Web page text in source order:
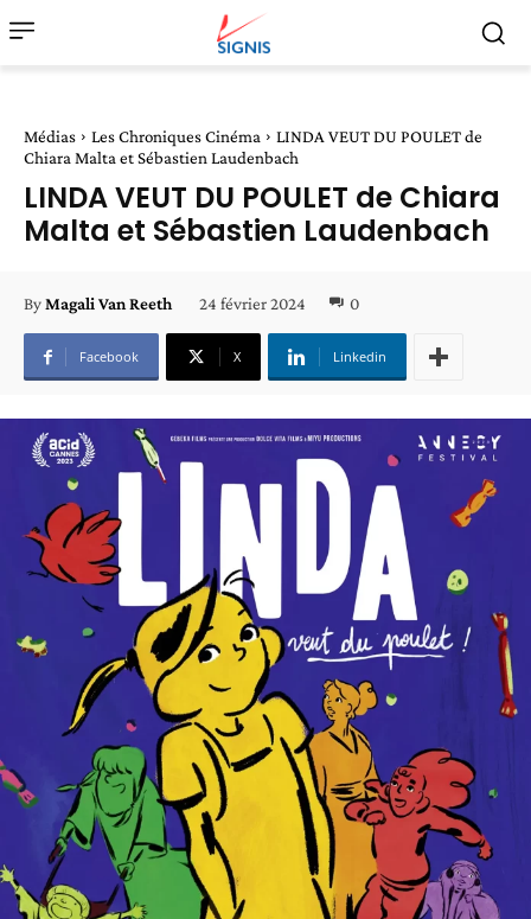
Médias Les Chroniques Cinéma
LINDA VEUT DU POULET de
Chiara Malta et Sébastien Laudenbach
LINDA VEUT DU POULET de Chiara
Malta et Sébastien Laudenbach
ByMagali Van Reeth 24 février 2024 0
Facebook X Linkedin